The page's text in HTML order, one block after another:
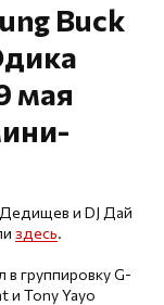
Buck
мая
и DJ Дай
здесь.
группировку G-
и Tony Yayo